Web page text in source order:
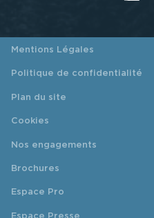
Mentions Légales
Politique de confidentialité
Plan du site
Cookies
Nos engagements
Brochures
Espace Pro
Espace Presse